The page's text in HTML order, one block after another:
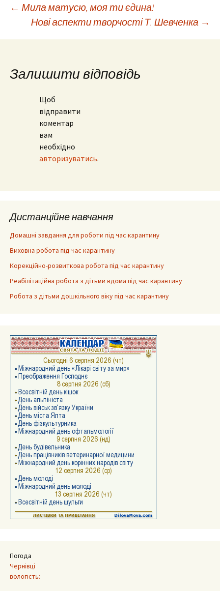
Навігація
по
запису
← Мила матусю, моя ти єдина!
Нові аспекти творчості Т. Шевченка →
Залишити відповідь
Щоб
відправити
коментар
вам
необхідно
авторизуватись.
Дистанційне навчання
Домашні завдання для роботи під час карантину
Виховна робота під час карантину
Корекційно-розвиткова робота під час карантину
Реабілітаційна робота з дітьми вдома під час карантину
Робота з дітьми дошкільного віку під час карантину
Погода
Чернівці
вологість: